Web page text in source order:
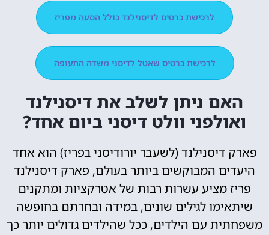
לרכישת כרטיס לדיסנילנד כולל הסעה מפריז
לרכישת כרטיס שאטל לדיסני משדה התעופה
האם ניתן לשלב את דיסנילנד
ואולפני וולט דיסני ביום אחד?
פארק דיסנילנד (לשעבר יורודיסני בפריז) הוא אחד
היעדים המבוקשים ביותר בעולם, פארק דיסנילנד
פריז מציע עשרות רבות של אטרקציות ומתקנים
שיתאימו לגילים שונים, במידה ובחרתם בחופשה
משפחתית עם הילדים, ככל שהילדים גדולים יותר כך